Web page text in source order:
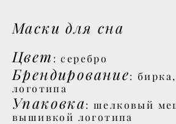
Маски для сна
Цвет : серебро
Брендирование:
логотипа
Упаковка : шелковый
вышивкой логотипа